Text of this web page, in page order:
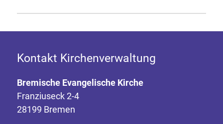
Kontakt Kirchenverwaltung
Bremische Evangelische Kirche
Franziuseck 2-4
28199 Bremen